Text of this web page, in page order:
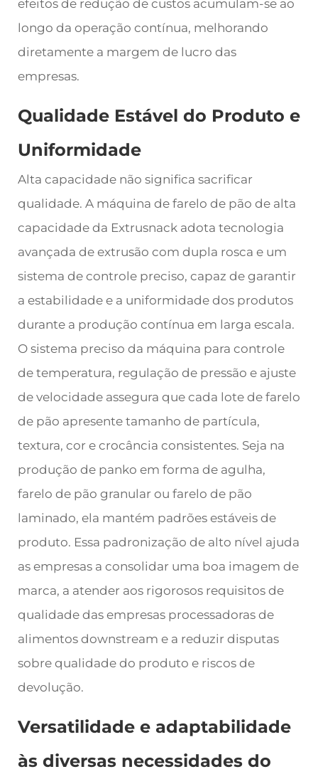
efeitos de redução de custos acumulam-se ao
longo da operação contínua, melhorando
diretamente a margem de lucro das
empresas.
Qualidade Estável do Produto e
Uniformidade
Alta capacidade não significa sacrificar
qualidade. A máquina de farelo de pão de alta
capacidade da Extrusnack adota tecnologia
avançada de extrusão com dupla rosca e um
sistema de controle preciso, capaz de garantir
a estabilidade e a uniformidade dos produtos
durante a produção contínua em larga escala.
O sistema preciso da máquina para controle
de temperatura, regulação de pressão e ajuste
de velocidade assegura que cada lote de farelo
de pão apresente tamanho de partícula,
textura, cor e crocância consistentes. Seja na
produção de panko em forma de agulha,
farelo de pão granular ou farelo de pão
laminado, ela mantém padrões estáveis de
produto. Essa padronização de alto nível ajuda
as empresas a consolidar uma boa imagem de
marca, a atender aos rigorosos requisitos de
qualidade das empresas processadoras de
alimentos downstream e a reduzir disputas
sobre qualidade do produto e riscos de
devolução.
Versatilidade e adaptabilidade
às diversas necessidades do